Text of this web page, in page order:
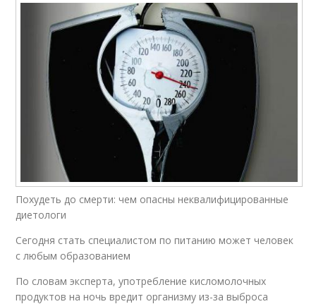
Похудеть до смерти: чем опасны неквалифицированные
диетологи
Сегодня стать специалистом по питанию может человек
с любым образованием
По словам эксперта, употребление кисломолочных
продуктов на ночь вредит организму из-за выброса